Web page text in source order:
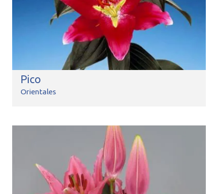
Pico
Orientales